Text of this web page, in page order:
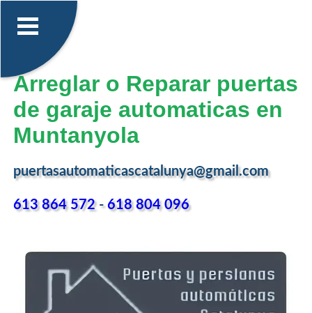
Arreglar o Reparar puertas
de garaje automaticas en
Muntanyola
puertasautomaticascatalunya@gmail.com
613 864 572-618 804 096